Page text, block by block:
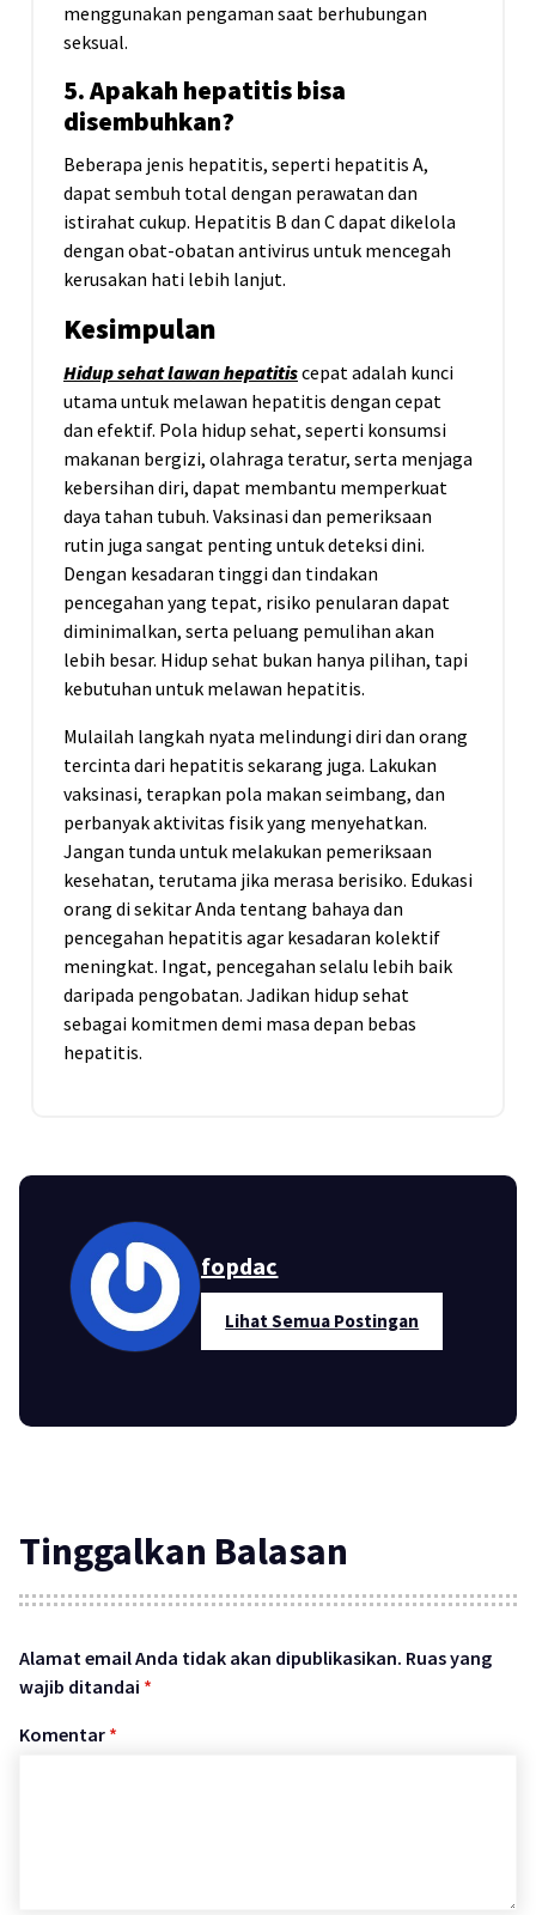
menggunakan pengaman saat berhubungan
seksual.
5. Apakah hepatitis bisa
disembuhkan?
Beberapa jenis hepatitis, seperti hepatitis A,
dapat sembuh total dengan perawatan dan
istirahat cukup. Hepatitis B dan C dapat dikelola
dengan obat-obatan antivirus untuk mencegah
kerusakan hati lebih lanjut.
Kesimpulan
Hidup sehat lawan hepatitiscepat adalah kunci
utama untuk melawan hepatitis dengan cepat
dan efektif. Pola hidup sehat, seperti konsumsi
makanan bergizi, olahraga teratur, serta menjaga
kebersihan diri, dapat membantu memperkuat
daya tahan tubuh. Vaksinasi dan pemeriksaan
rutin juga sangat penting untuk deteksi dini.
Dengan kesadaran tinggi dan tindakan
pencegahan yang tepat, risiko penularan dapat
diminimalkan, serta peluang pemulihan akan
lebih besar. Hidup sehat bukan hanya pilihan, tapi
kebutuhan untuk melawan hepatitis.
Mulailah langkah nyata melindungi diri dan orang
tercinta dari hepatitis sekarang juga. Lakukan
vaksinasi, terapkan pola makan seimbang, dan
perbanyak aktivitas fisik yang menyehatkan.
Jangan tunda untuk melakukan pemeriksaan
kesehatan, terutama jika merasa berisiko. Edukasi
orang di sekitar Anda tentang bahaya dan
pencegahan hepatitis agar kesadaran kolektif
meningkat. Ingat, pencegahan selalu lebih baik
daripada pengobatan. Jadikan hidup sehat
sebagai komitmen demi masa depan bebas
hepatitis.
fopdac
Lihat Semua Postingan
Tinggalkan Balasan
Alamat email Anda tidak akan dipublikasikan. Ruas yang
wajib ditandai *
Komentar *